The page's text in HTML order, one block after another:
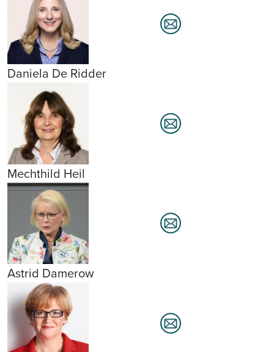
Daniela De Ridder
Mechthild Heil
Astrid Damerow